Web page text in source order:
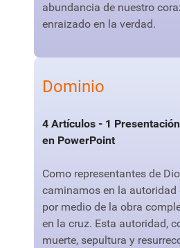
abundancia de nuestro
enraizado en la verdad.
Dominio
4 Artículos - 1 Presentación
en PowerPoint
Como representantes de
caminamos en la autoridad
por medio de la obra
en la cruz. Esta autoridad,
muerte, sepultura y